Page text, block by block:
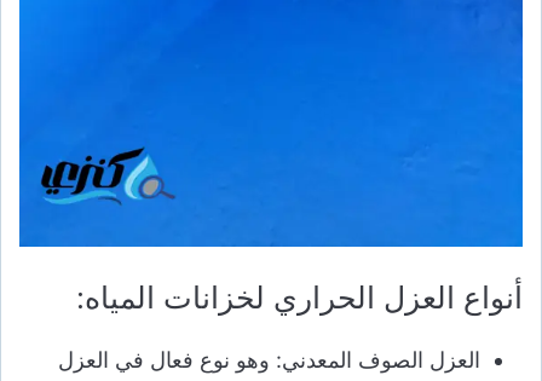
أنواع العزل الحراري لخزانات المياه:
العزل الصوف المعدني: وهو نوع فعال في العزل